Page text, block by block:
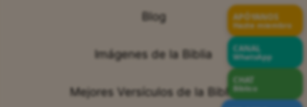
Blog
Imágenes de la Biblia
Mejores Versículos de la Biblia
APÓYANOS
Hazte miembro
CANAL
WhatsApp
CHAT
Bíblico